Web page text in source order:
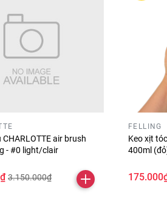
CHARLOTTE air brush
- #0 light/clair
3.150.000₫
FELLING
Keo xịt
400ml